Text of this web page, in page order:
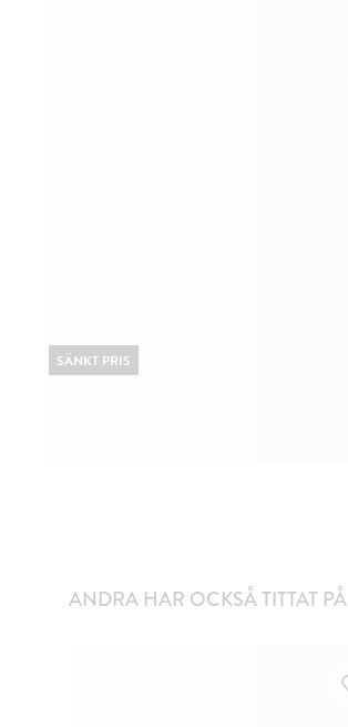
SÄNKT PRIS
ANDRA HAR OCKSÅ TITTAT PÅ